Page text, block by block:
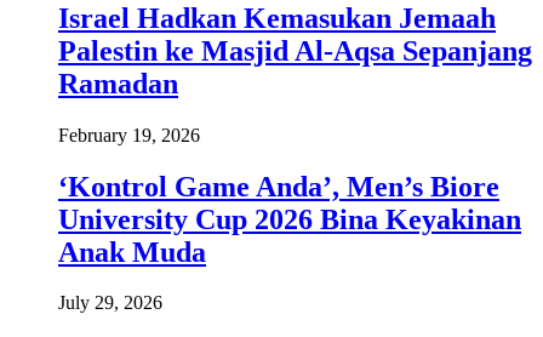
Israel Hadkan Kemasukan Jemaah
Palestin ke Masjid Al-Aqsa Sepanjang
Ramadan
February 19, 2026
‘Kontrol Game Anda’, Men’s Biore
University Cup 2026 Bina Keyakinan
Anak Muda
July 29, 2026